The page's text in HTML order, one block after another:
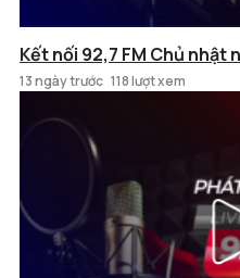
Kết nối 92,7 FM Chủ nhật
13 ngày trước 118 lượt xem